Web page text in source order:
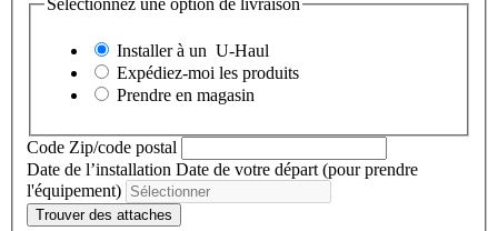
Sélectionnez une option de livraison
Installer à un U-Haul
Expédiez-moi les produits
Prendre en magasin
Code Zip/code postal
Date de l’installation Date de votre départ (pour prendre
l'équipement)
Trouver des attaches